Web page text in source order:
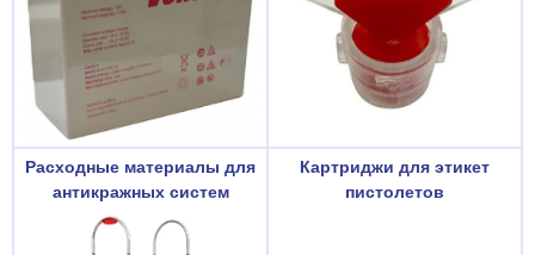
Расходные материалы для
антикражных систем
Картриджи для этикет
пистолетов